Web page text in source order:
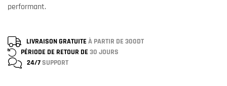
performant.
LIVRAISON GRATUITE À PARTIR DE 300DT
PÉRIODE DE RETOUR DE 30 JOURS
24/7SUPPORT